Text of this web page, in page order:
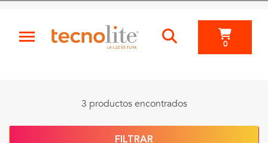
0
3 productos encontrados
FILTRAR